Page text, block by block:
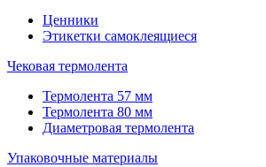
Ценники
Этикетки самоклеящиеся
Чековая термолента
Термолента 57 мм
Термолента 80 мм
Диаметровая термолента
Упаковочные материалы